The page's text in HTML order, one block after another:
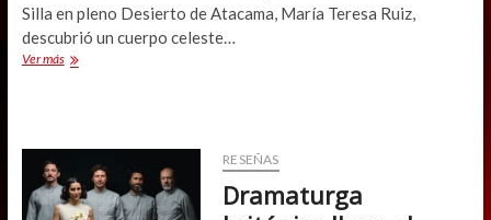
Silla en pleno Desierto de Atacama, María Teresa Ruiz,
descubrió un cuerpo celeste…
Ver másAstronomía,
en
el
Teatro
RESEÑAS
Dramaturga